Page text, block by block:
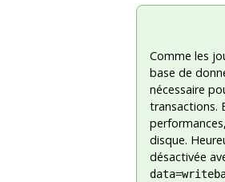
Comme les
base de
nécessaire
transactions.
disque.
désactivée